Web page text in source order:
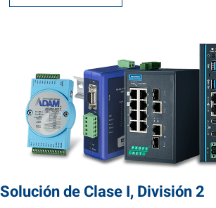
Solución de Clase I, División 2